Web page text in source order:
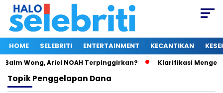
HOME SELEBRITI ENTERTAINMENT KECANTIKAN
Wong, Ariel NOAH Terpinggirkan? Klarifikasi
TopikPenggelapan Dana